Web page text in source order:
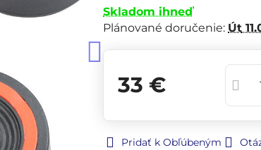
Skladom ihneď
Plánované doručenie: Út
33 €
Pridať k Obľúbeným